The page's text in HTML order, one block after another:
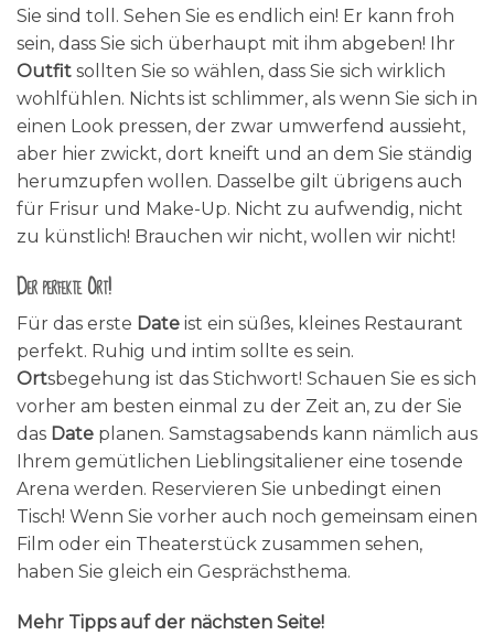
Sie sind toll. Sehen Sie es endlich ein! Er kann froh
sein, dass Sie sich überhaupt mit ihm abgeben! Ihr
Outfit sollten Sie so wählen, dass Sie sich wirklich
wohlfühlen. Nichts ist schlimmer, als wenn Sie sich in
einen Look pressen, der zwar umwerfend aussieht,
aber hier zwickt, dort kneift und an dem Sie ständig
herumzupfen wollen. Dasselbe gilt übrigens auch
für Frisur und Make-Up. Nicht zu aufwendig, nicht
zu künstlich! Brauchen wir nicht, wollen wir nicht!
Der perfekte Ort!
Für das erste Date ist ein süßes, kleines Restaurant
perfekt. Ruhig und intim sollte es sein.
Ortsbegehung ist das Stichwort! Schauen Sie es sich
vorher am besten einmal zu der Zeit an, zu der Sie
das Date planen. Samstagsabends kann nämlich aus
Ihrem gemütlichen Lieblingsitaliener eine tosende
Arena werden. Reservieren Sie unbedingt einen
Tisch! Wenn Sie vorher auch noch gemeinsam einen
Film oder ein Theaterstück zusammen sehen,
haben Sie gleich ein Gesprächsthema.
Mehr Tipps auf der nächsten Seite!